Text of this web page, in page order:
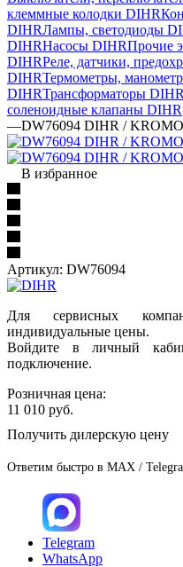
клеммные колодки DIHR
DIHRЛампы, светодиоды
DIHRНасосы DIHRПрочие
DIHRРеле, датчики,
DIHRТермометры,
DIHRТрансформаторы DIHR
соленоидные клапаны DIHR
—DW76094 DIHR /
В избранное
Артикул: DW76094
Для сервисных
индивидуальные цены.
Войдите в личный
подключение.
Розничная цена:
11 010 руб.
Получить дилерскую цену
Ответим быстро в MAX /
Telegram
WhatsApp